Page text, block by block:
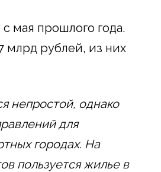
мая прошлого года.
млрд рублей, из них
непростой, однако
для
городах. На
пользуется жилье в